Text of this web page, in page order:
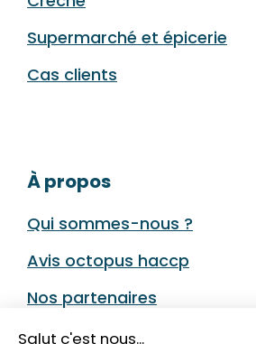
Salut c'est nous...
Supermarché et épicerie
Cas clients
À propos
Qui sommes-nous ?
Avis octopus haccp
Nos partenaires
Nous contacter